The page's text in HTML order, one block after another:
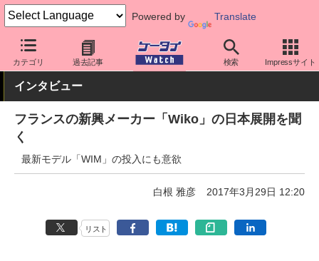
Powered by Translate
カテゴリ 過去記事 検索 Impressサイト
ケータイ Watch 格安スマホ/格安SIM 格安スマホ/SIMフリースマ
インタビュー
フランスの新興メーカー「Wiko」の日本展開を聞
く
最新モデル「WIM」の投入にも意欲
白根 雅彦 2017年3月29日 12:20
リスト